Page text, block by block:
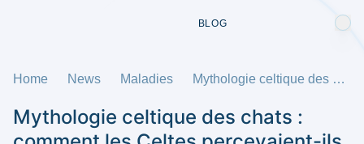
BLOG
Home News Maladies Mythologie celtique des chats : comment les Celtes percevaient-ils les chats ?
Mythologie celtique des chats :